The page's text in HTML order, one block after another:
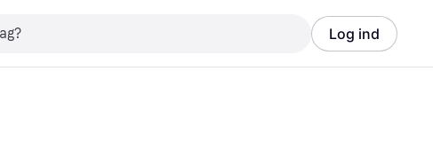
Log ind